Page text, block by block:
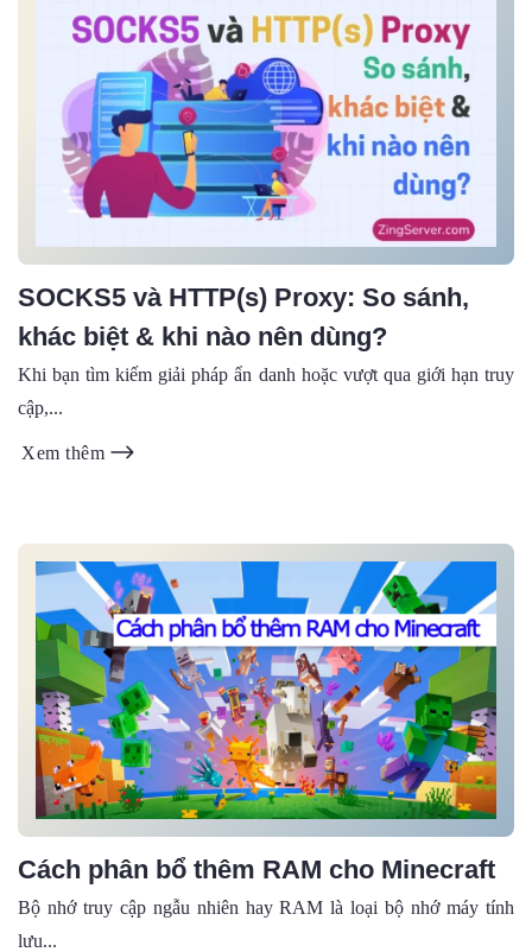
SOCKS5 và HTTP(s) Proxy: So sánh,
khác biệt & khi nào nên dùng?
Khi bạn tìm kiếm giải pháp ẩn danh hoặc vượt qua giới hạn truy
cập,...
Xem thêm
Cách phân bổ thêm RAM cho Minecraft
Bộ nhớ truy cập ngẫu nhiên hay RAM là loại bộ nhớ máy tính
lưu...